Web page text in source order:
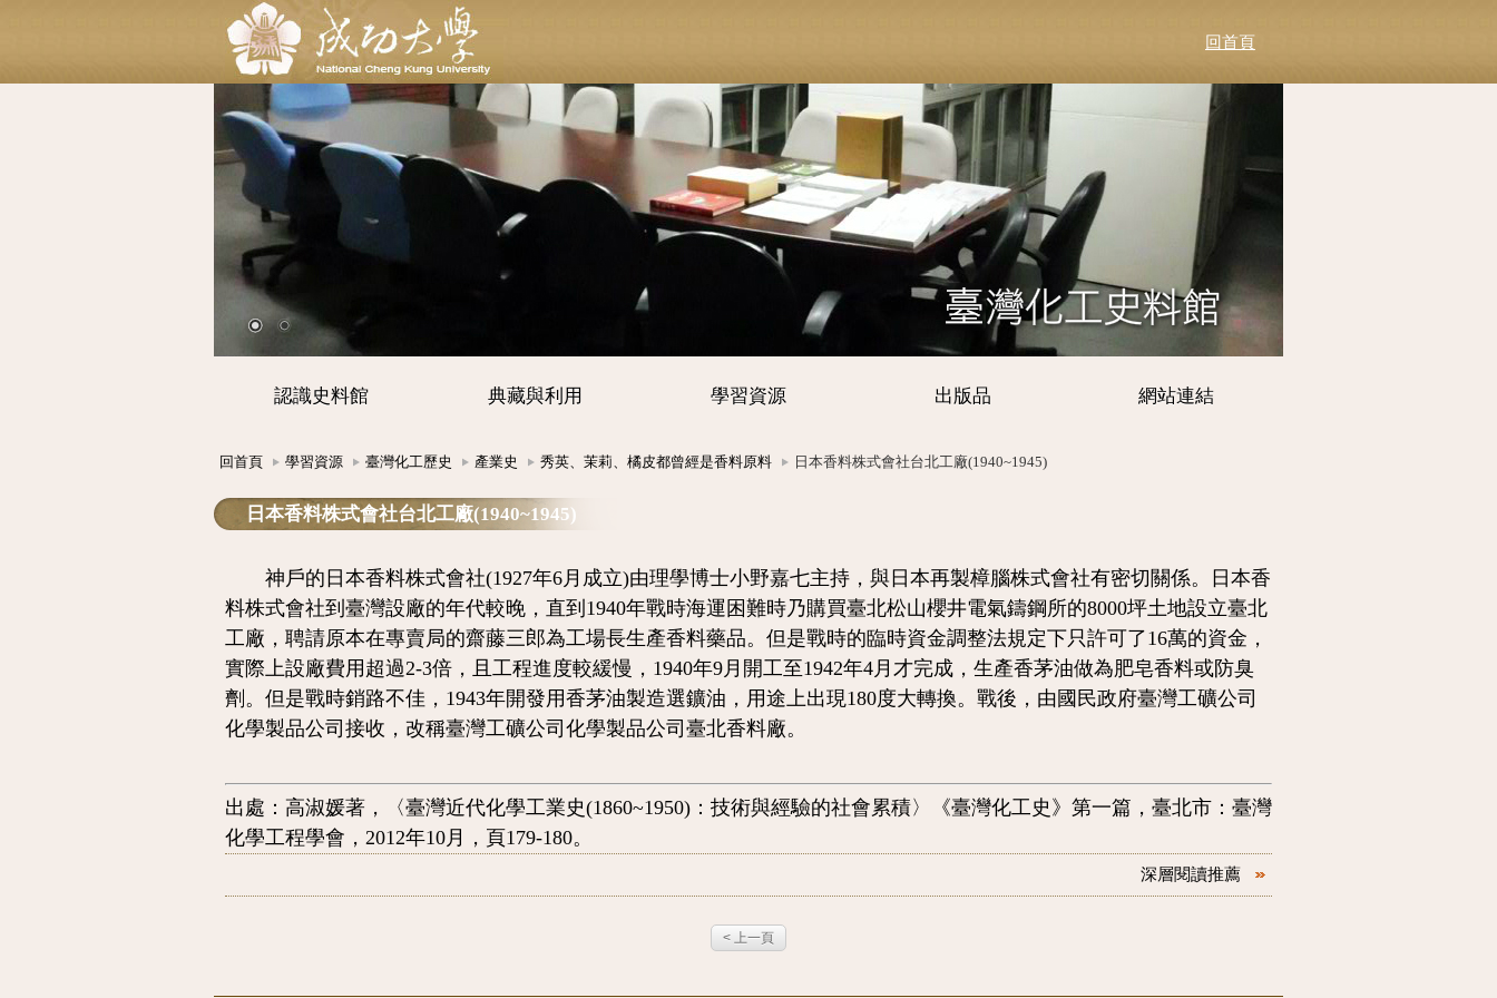
回首頁
認識史料館 典藏與利用 學習資源 出版品 網站連結
回首頁 學習資源 臺灣化工歷史 產業史 秀英、茉莉、橘皮都曾經是香料原料 日本香料株式會社台北工廠(1940~1945)
日本香料株式會社台北工廠(1940~1945)
神戶的日本香料株式會社(1927年6月成立)由理學博士小野嘉七主持，與日本再製樟腦株式會社有密切關係。日本香
料株式會社到臺灣設廠的年代較晚，直到1940年戰時海運困難時乃購買臺北松山櫻井電氣鑄鋼所的8000坪土地設立臺北
工廠，聘請原本在專賣局的齋藤三郎為工場長生產香料藥品。 但是戰時的臨時資金調整法規定下只許可了16萬的資金，
實際上設廠費用超過2-3倍，且工程進度較緩慢，1940年9月開工至1942年4月才完成，生產香茅油做為肥皂香料或防臭
劑。但是戰時銷路不佳，1943年開發用香茅油製造選鑛油，用途上出現180度大轉換。戰後，由國民政府臺灣工礦公司
化學製品公司接收，改稱臺灣工礦公司化學製品公司臺北香料廠。
出處： 高淑媛著，〈臺灣近代化學工業史(1860~1950)：技術與經驗的社會累積〉《臺灣化工史》第一篇，臺北市：臺灣
化學工程學會，2012年10月，頁179-180。
深層閱讀推薦
< 上一頁